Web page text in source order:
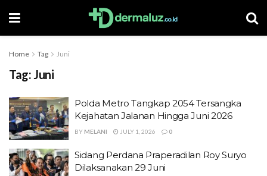
Home Tag Juni
Tag: Juni
Polda Metro Tangkap 2054 Tersangka
Kejahatan Jalanan Hingga Juni 2026
BY MELANI JULY 1, 2026 0
Sidang Perdana Praperadilan Roy Suryo
Dilaksanakan 29 Juni